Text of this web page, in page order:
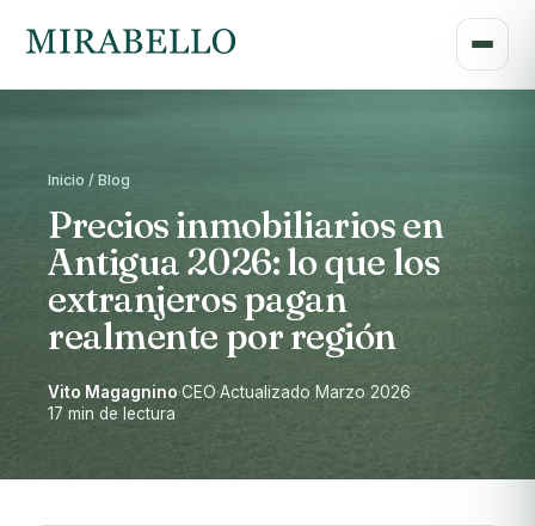
Inicio / Blog
Precios inmobiliarios en
Antigua 2026: lo que los
extranjeros pagan
realmente por región
Vito Magagnino·CEO·Actualizado Marzo 2026·
17 min de lectura